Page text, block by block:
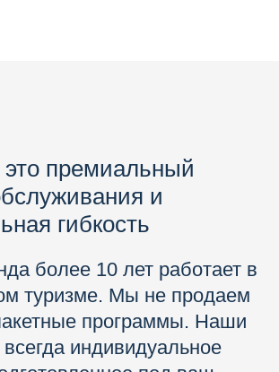
премиальный
и
гибкость
более 10 лет работает в
туризме. Мы не продаем
программы. Наши
индивидуальное